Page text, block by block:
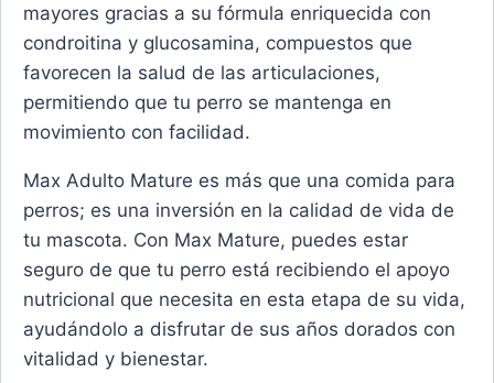
mayores gracias a su fórmula enriquecida con
condroitina y glucosamina, compuestos que
favorecen la salud de las articulaciones,
permitiendo que tu perro se mantenga en
movimiento con facilidad.
Max Adulto Mature es más que una comida para
perros; es una inversión en la calidad de vida de
tu mascota. Con Max Mature, puedes estar
seguro de que tu perro está recibiendo el apoyo
nutricional que necesita en esta etapa de su vida,
ayudándolo a disfrutar de sus años dorados con
vitalidad y bienestar.